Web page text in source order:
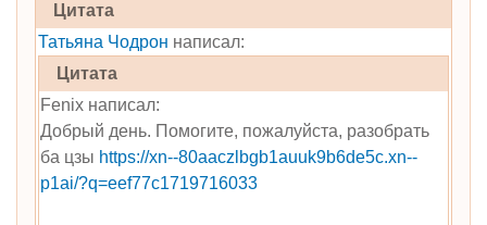
Цитата
Татьяна Чодрон написал:
Цитата
Fenix написал:
Добрый день. Помогите, пожалуйста, разобрать
ба цзы https://xn--80aaczlbgb1auuk9b6de5c.xn--
p1ai/?q=eef77c1719716033